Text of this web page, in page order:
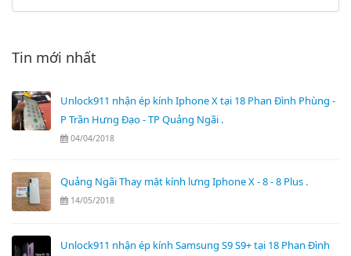
Tin mới nhất
Unlock911 nhận ép kính Iphone X tại 18 Phan Đình Phùng -
P Trần Hưng Đạo - TP Quảng Ngãi .
04/04/2018
Quảng Ngãi Thay mặt kính lưng Iphone X - 8 - 8 Plus .
14/05/2018
Unlock911 nhận ép kính Samsung S9 S9+ tại 18 Phan Đình